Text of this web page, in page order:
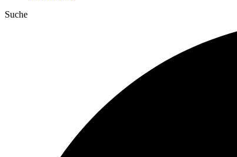
Suche